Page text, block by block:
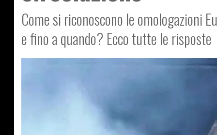
Come si riconoscono le omologazioni
e fino a quando? Ecco tutte le risposte